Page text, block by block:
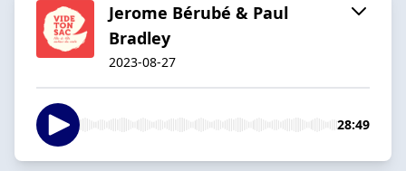
Jerome Bérubé & Paul
Bradley
2023-08-27
28:49